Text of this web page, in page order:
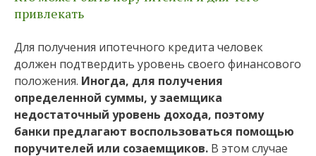
привлекать
Для получения ипотечного кредита человек
должен подтвердить уровень своего финансового
положения. Иногда, для получения
определенной суммы, у заемщика
недостаточный уровень дохода, поэтому
банки предлагают воспользоваться помощью
поручителей или созаемщиков. В этом случае